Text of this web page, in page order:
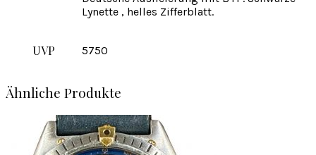
Lynette , helles Zifferblatt.
UVP 5750
Ähnliche Produkte